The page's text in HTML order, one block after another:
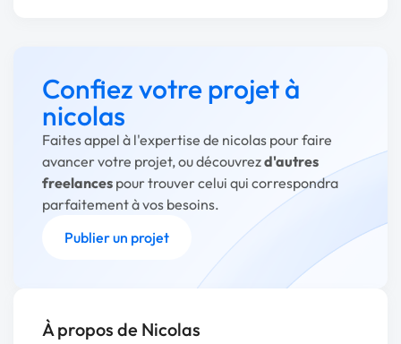
Confiez votre projet à
nicolas
Faites appel à l'expertise de nicolas pour faire
avancer votre projet, ou découvrezd'autres
freelances pour trouver celui qui correspondra
parfaitement à vos besoins.
Publier un projet
À propos de Nicolas